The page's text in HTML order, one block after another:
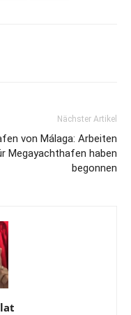
Nächster Artikel
von Málaga: Arbeiten
Megayachthafen haben
begonnen